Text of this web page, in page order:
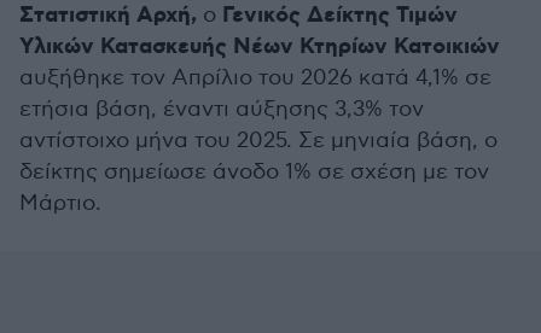
Στατιστική Αρχή, ο Γενικός Δείκτης Τιμών
Υλικών Κατασκευής Νέων Κτηρίων Κατοικιών
αυξήθηκε τον Απρίλιο του 2026 κατά 4,1% σε
ετήσια βάση, έναντι αύξησης 3,3% τον
αντίστοιχο μήνα του 2025. Σε μηνιαία βάση, ο
δείκτης σημείωσε άνοδο 1% σε σχέση με τον
Μάρτιο.